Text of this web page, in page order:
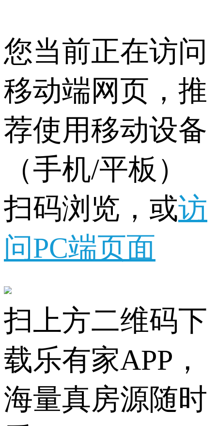
您当前正在访问
移动端网页，推
荐使用移动设备
（手机/平板）
扫码浏览，或访
问PC端页面
扫上方二维码下
载乐有家APP，
海量真房源随时